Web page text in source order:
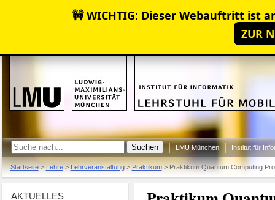
🚧 WICHTIG: Dieser Webauftritt ist
ZUR
LMU München Institut für
Startseite>Lehre>Lehrveranstaltung>Praktikum>Praktikum Quantum Computing
AKTUELLES